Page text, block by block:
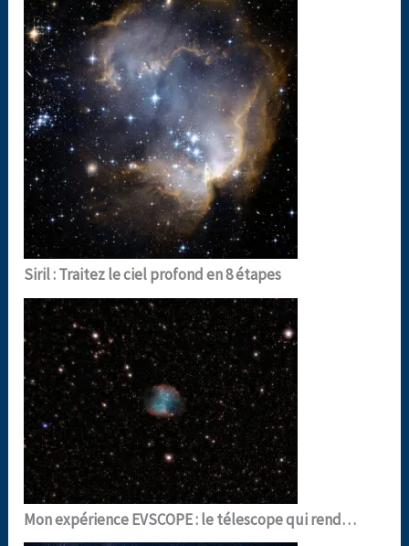
Siril : Traitez le ciel profond en 8 étapes
Mon expérience EVSCOPE : le télescope qui rend…